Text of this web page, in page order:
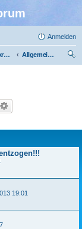
Anmelden
Katzenkrankheiten
Allgemeines
19:01